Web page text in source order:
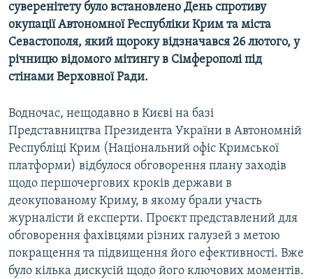
суверенітету було встановлено День спротиву
окупації Автономної Республіки Крим та міста
Севастополя, який щороку відзначався 26 лютого, у
річницю відомого мітингу в Сімферополі під
стінами Верховної Ради.
Водночас, нещодавно в Києві на базі
Представництва Президента України в Автономній
Республіці Крим (Національний офіс Кримської
платформи) відбулося обговорення плану заходів
щодо першочергових кроків держави в
деокупованому Криму, в якому брали участь
журналісти й експерти. Проєкт представлений для
обговорення фахівцями різних галузей з метою
покращення та підвищення його ефективності. Вже
було кілька дискусій щодо його ключових моментів.